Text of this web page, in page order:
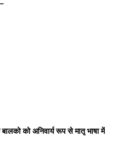
को अनिवार्य रूप से मातृ भाषा में